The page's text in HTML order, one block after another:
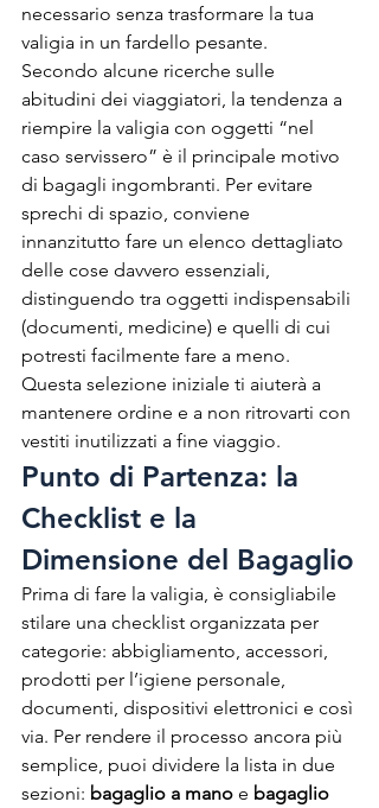
necessario senza trasformare la tua
valigia in un fardello pesante.
Secondo alcune ricerche sulle
abitudini dei viaggiatori, la tendenza a
riempire la valigia con oggetti “nel
caso servissero” è il principale motivo
di bagagli ingombranti. Per evitare
sprechi di spazio, conviene
innanzitutto fare un elenco dettagliato
delle cose davvero essenziali,
distinguendo tra oggetti indispensabili
(documenti, medicine) e quelli di cui
potresti facilmente fare a meno.
Questa selezione iniziale ti aiuterà a
mantenere ordine e a non ritrovarti con
vestiti inutilizzati a fine viaggio.
Punto di Partenza: la
Checklist e la
Dimensione del Bagaglio
Prima di fare la valigia, è consigliabile
stilare una checklist organizzata per
categorie: abbigliamento, accessori,
prodotti per l’igiene personale,
documenti, dispositivi elettronici e così
via. Per rendere il processo ancora più
semplice, puoi dividere la lista in due
sezioni: bagaglio a mano e bagaglio